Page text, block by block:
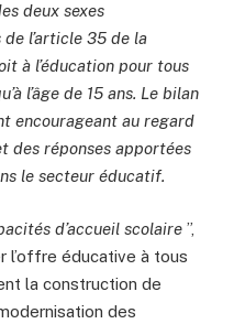
deux sexes
l’article 35 de la
à l’éducation pour tous
l’âge de 15 ans. Le bilan
encourageant au regard
des réponses apportées
le secteur éducatif.
d’accueil scolaire ”,
l’offre éducative à tous
la construction de
des